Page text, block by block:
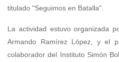
titulado "Seguimos en Batalla".
La actividad estuvo organizada
Armando Ramírez López, y el
colaborador del Instituto Simón